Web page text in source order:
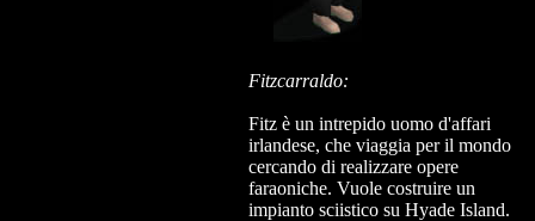
Fitzcarraldo:
Fitz è un intrepido uomo d'affari
irlandese, che viaggia per il mondo
cercando di realizzare opere
faraoniche. Vuole costruire un
impianto sciistico su Hyade Island.